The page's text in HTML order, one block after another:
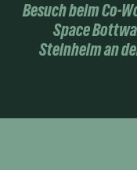
Besuch beim Co-
Space
Steinheim an